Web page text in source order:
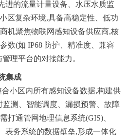
进的流量计量设备、水压水质监
区复杂环境,具备高稳定性、低功
机聚焦物联网感知设备供应商,核
数(如 IP68 防护、精准度、兼容
理平台的对接能力。
集成
小区内所有感知设备数据,构建供
监测、智能调度、漏损预警、故障
打通管网地理信息系统(GIS)、
表务系统的数据壁垒,形成一体化